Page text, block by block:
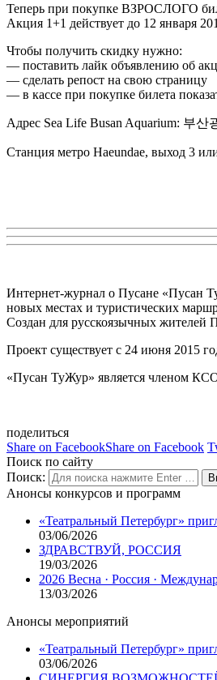
Теперь при покупке ВЗРОСЛОГО
Акция 1+1 действует до 12 января
Чтобы получить скидку нужно:
— поставить лайк объявлению об
— сделать репост на свою страницу
— в кассе при покупке билета
Адрес Sea Life Busan Aquarium: 부산
Станция метро Haeundae, выход 3
Интернет-журнал о Пусане «Пусан
новых местах и туристических
Создан для русскоязычных жителей
Проект существует с 24 июня 2015
«Пусан ТуЖур» является членом
поделиться
Share on FacebookShare on Facebook
Поиск по сайту
Поиск:
Анонсы конкурсов и программ
«Театральный Петербург»
03/06/2026
ЗДРАВСТВУЙ, РОССИЯ
19/03/2026
2026 Весна · Россия ·
13/03/2026
Анонсы мероприятий
«Театральный Петербург»
03/06/2026